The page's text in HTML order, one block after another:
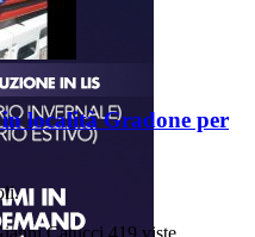
località Gradone per
Catucci 419 viste